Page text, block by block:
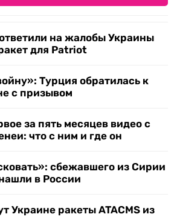
на жалобы Украины
для Patriot
Турция обратилась к
с призывом
за пять месяцев видео с
что с ним и где он
сбежавшего из Сирии
в России
Украине ракеты ATACMS из